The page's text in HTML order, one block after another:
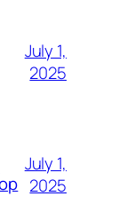
July 1,
2025
July 1,
2025